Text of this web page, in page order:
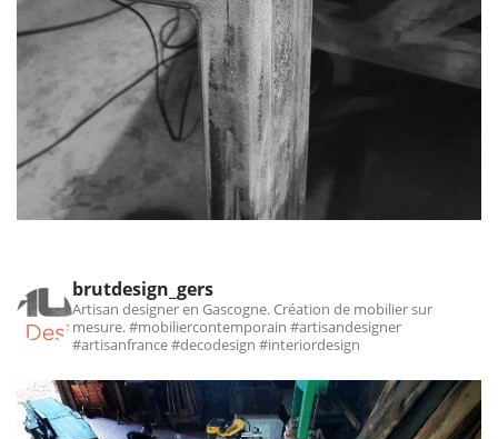
brutdesign_gers
Artisan designer en Gascogne. Création de mobilier sur
mesure.#mobiliercontemporain #artisandesigner
#artisanfrance #decodesign #interiordesign